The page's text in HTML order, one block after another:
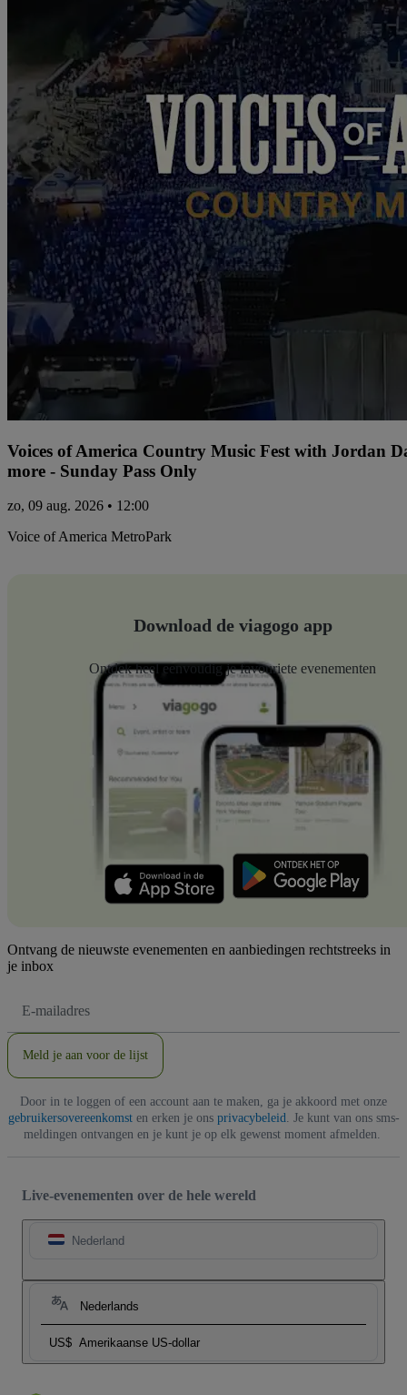
Voices of America Country Music Fest with Jordan
more - Sunday Pass Only
zo, 09 aug. 2026 • 12:00
Voice of America MetroPark
Download de viagogo app
Ontdek heel eenvoudig je favouriete evenementen
Ontvang de nieuwste evenementen en aanbiedingen rechtstreeks in
je inbox
mailadres
Meld je aan voor de lijst
Door in te loggen of een account aan te maken, ga je akkoord met onze
gebruikersovereenkomsten erken je ons privacybeleid. Je kunt van ons sms-
meldingen ontvangen en je kunt je op elk gewenst moment afmelden.
Live-evenementen over de hele wereld
Nederland
Nederlands
US$ Amerikaanse US-dollar